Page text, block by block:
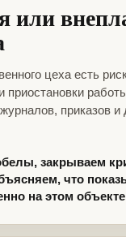
или
цеха есть
приостановки
приказов и
закрываем
что
на этом